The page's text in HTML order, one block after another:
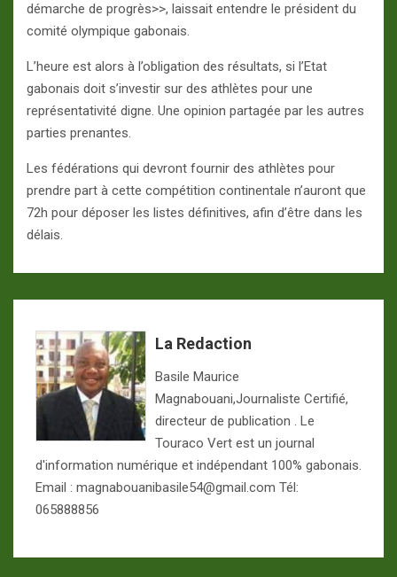
démarche de progrès>>, laissait entendre le président du
comité olympique gabonais.
L’heure est alors à l’obligation des résultats, si l’Etat
gabonais doit s’investir sur des athlètes pour une
représentativité digne. Une opinion partagée par les autres
parties prenantes.
Les fédérations qui devront fournir des athlètes pour
prendre part à cette compétition continentale n’auront que
72h pour déposer les listes définitives, afin d’être dans les
délais.
La Redaction
Basile Maurice
Magnabouani,Journaliste Certifié,
directeur de publication . Le
Touraco Vert est un journal
d'information numérique et indépendant 100% gabonais.
Email : magnabouanibasile54@gmail.com Tél:
065888856